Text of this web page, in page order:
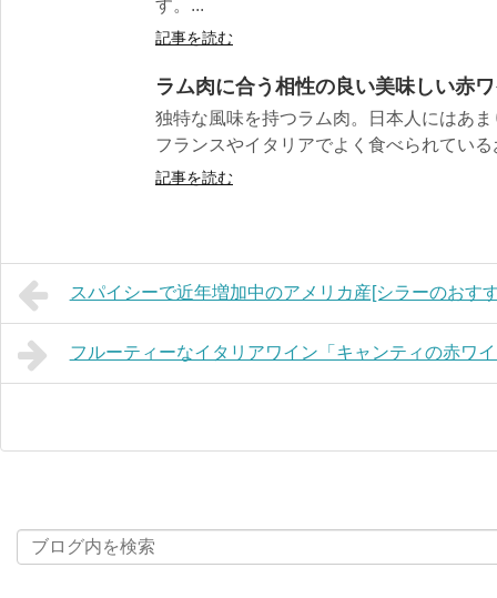
す。...
記事を読む
ラム肉に合う相性の良い美味しい赤
独特な風味を持つラム肉。日本人にはあ
フランスやイタリアでよく食べられてい
記事を読む
スパイシーで近年増加中のアメリカ産[シラーのおす
フルーティーなイタリアワイン「キャンティの赤ワ